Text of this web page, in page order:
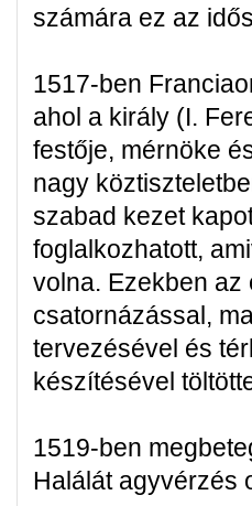
számára ez az
1517-ben
ahol a király (I.
festője, mérnöke
nagy
szabad kezet
foglalkozhatott,
volna. Ezekben az
csatornázással,
tervezésével és
készítésével
1519-ben
Halálát agyvérzés